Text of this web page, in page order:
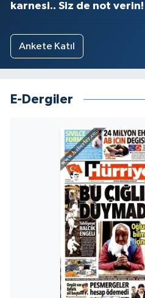
karnesi.. Siz de not verin!
Ankete Katıl
E-Dergiler